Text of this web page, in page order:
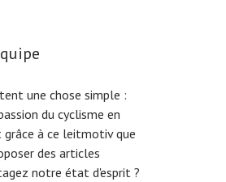
une chose simple :
du cyclisme en
grâce à ce leitmotiv que
des articles
notre état d'esprit ?